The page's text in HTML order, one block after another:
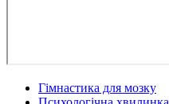
Гімнастика для мозку